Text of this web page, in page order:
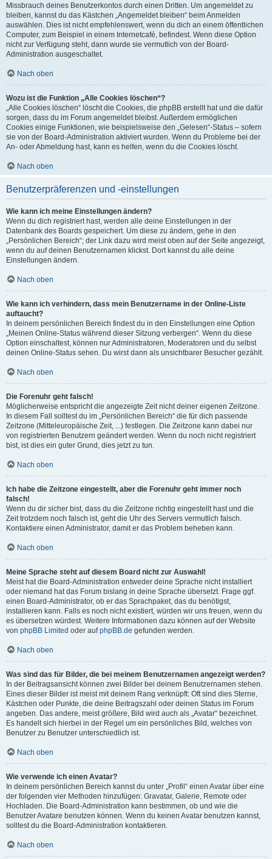
Missbrauch deines Benutzerkontos durch einen Dritten. Um angemeldet zu
bleiben, kannst du das Kästchen „Angemeldet bleiben“ beim Anmelden
auswählen. Dies ist nicht empfehlenswert, wenn du dich an einem öffentlichen
Computer, zum Beispiel in einem Internetcafé, befindest. Wenn diese Option
nicht zur Verfügung steht, dann wurde sie vermutlich von der Board-
Administration ausgeschaltet.
Nach oben
Wozu ist die Funktion „Alle Cookies löschen“?
„Alle Cookies löschen“ löscht die Cookies, die phpBB erstellt hat und die dafür
sorgen, dass du im Forum angemeldet bleibst. Außerdem ermöglichen
Cookies einige Funktionen, wie beispielsweise den „Gelesen“-Status – sofern
sie von der Board-Administration aktiviert wurden. Wenn du Probleme bei der
An- oder Abmeldung hast, kann es helfen, wenn du die Cookies löscht.
Nach oben
Benutzerpräferenzen und -einstellungen
Wie kann ich meine Einstellungen ändern?
Wenn du dich registriert hast, werden alle deine Einstellungen in der
Datenbank des Boards gespeichert. Um diese zu ändern, gehe in den
„Persönlichen Bereich“; der Link dazu wird meist oben auf der Seite angezeigt,
wenn du auf deinen Benutzernamen klickst. Dort kannst du alle deine
Einstellungen ändern.
Nach oben
Wie kann ich verhindern, dass mein Benutzername in der Online-Liste
auftaucht?
In deinem persönlichen Bereich findest du in den Einstellungen eine Option
„Meinen Online-Status während dieser Sitzung verbergen“. Wenn du diese
Option einschaltest, können nur Administratoren, Moderatoren und du selbst
deinen Online-Status sehen. Du wirst dann als unsichtbarer Besucher gezählt.
Nach oben
Die Forenuhr geht falsch!
Möglicherweise entspricht die angezeigte Zeit nicht deiner eigenen Zeitzone.
In diesem Fall solltest du im „Persönlichen Bereich“ die für dich passende
Zeitzone (Mitteleuropäische Zeit, ...) festlegen. Die Zeitzone kann dabei nur
von registrierten Benutzern geändert werden. Wenn du noch nicht registriert
bist, ist dies ein guter Grund, dies jetzt zu tun.
Nach oben
Ich habe die Zeitzone eingestellt, aber die Forenuhr geht immer noch
falsch!
Wenn du dir sicher bist, dass du die Zeitzone richtig eingestellt hast und die
Zeit trotzdem noch falsch ist, geht die Uhr des Servers vermutlich falsch.
Kontaktiere einen Administrator, damit er das Problem beheben kann.
Nach oben
Meine Sprache steht auf diesem Board nicht zur Auswahl!
Meist hat die Board-Administration entweder deine Sprache nicht installiert
oder niemand hat das Forum bislang in deine Sprache übersetzt. Frage ggf.
einen Board-Administrator, ob er das Sprachpaket, das du benötigst,
installieren kann. Falls es noch nicht existiert, würden wir uns freuen, wenn du
es übersetzen würdest. Weitere Informationen dazu können auf der Website
von phpBB Limited oder aufphpBB.de gefunden werden.
Nach oben
Was sind das für Bilder, die bei meinem Benutzernamen angezeigt werden?
In der Beitragsansicht können zwei Bilder bei deinem Benutzernamen stehen.
Eines dieser Bilder ist meist mit deinem Rang verknüpft: Oft sind dies Sterne,
Kästchen oder Punkte, die deine Beitragszahl oder deinen Status im Forum
angeben. Das andere, meist größere, Bild wird auch als „Avatar“ bezeichnet.
Es handelt sich hierbei in der Regel um ein persönliches Bild, welches von
Benutzer zu Benutzer unterschiedlich ist.
Nach oben
Wie verwende ich einen Avatar?
In deinem persönlichen Bereich kannst du unter „Profil“ einen Avatar über eine
der folgenden vier Methoden hinzufügen: Gravatar, Galerie, Remote oder
Hochladen. Die Board-Administration kann bestimmen, ob und wie die
Benutzer Avatare benutzen können. Wenn du keinen Avatar benutzen kannst,
solltest du die Board-Administration kontaktieren.
Nach oben